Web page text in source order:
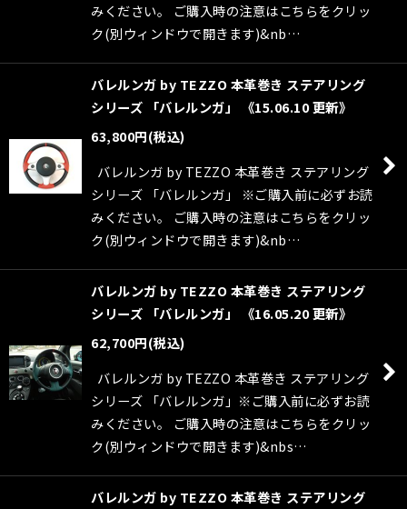
みください。 ご購入時の注意はこちらをクリッ
ク(別ウィンドウで開きます)&nb…
バレルンガ by TEZZO 本革巻き ステアリング
シリーズ 「バレルンガ」 《15.06.10 更新》
63,800円(税込)
バレルンガ by TEZZO 本革巻き ステアリング
シリーズ 「バレルンガ」 ※ご購入前に必ずお読
みください。 ご購入時の注意はこちらをクリッ
ク(別ウィンドウで開きます)&nb…
バレルンガ by TEZZO 本革巻き ステアリング
シリーズ 「バレルンガ」 《16.05.20 更新》
62,700円(税込)
バレルンガ by TEZZO 本革巻き ステアリング
シリーズ 「バレルンガ」※ご購入前に必ずお読
みください。 ご購入時の注意はこちらをクリッ
ク(別ウィンドウで開きます)&nbs…
バレルンガ by TEZZO 本革巻き ステアリング